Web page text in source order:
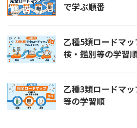
で学ぶ順番
乙種5類ロードマ
検・鑑別等の学習
乙種3類ロードマ
等の学習順